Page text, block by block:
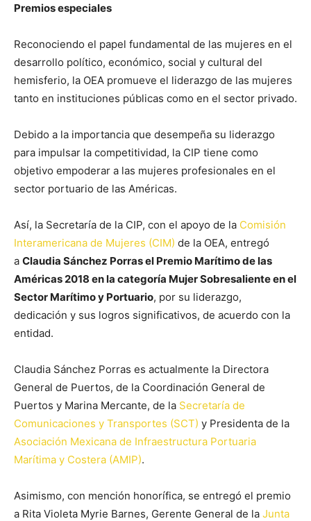
Premios especiales
Reconociendo el papel fundamental de las mujeres en el
desarrollo político, económico, social y cultural del
hemisferio, la OEA promueve el liderazgo de las mujeres
tanto en instituciones públicas como en el sector privado.
Debido a la importancia que desempeña su liderazgo
para impulsar la competitividad, la CIP tiene como
objetivo empoderar a las mujeres profesionales en el
sector portuario de las Américas.
Así, la Secretaría de la CIP, con el apoyo de la Comisión
Interamericana de Mujeres (CIM) de la OEA, entregó
a Claudia Sánchez Porras el Premio Marítimo de las
Américas 2018 en la categoría Mujer Sobresaliente en el
Sector Marítimo y Portuario, por su liderazgo,
dedicación y sus logros significativos, de acuerdo con la
entidad.
Claudia Sánchez Porras es actualmente la Directora
General de Puertos, de la Coordinación General de
Puertos y Marina Mercante, de la Secretaría de
Comunicaciones y Transportes (SCT) y Presidenta de la
Asociación Mexicana de Infraestructura Portuaria
Marítima y Costera (AMIP).
Asimismo, con mención honorífica, se entregó el premio
a Rita Violeta Myrie Barnes, Gerente General de la Junta